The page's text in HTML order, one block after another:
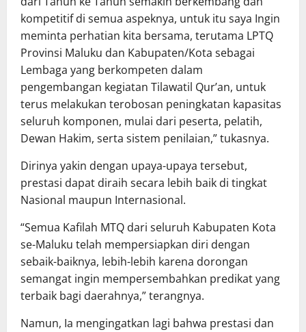
kompetitif di semua aspeknya, untuk itu saya Ingin
meminta perhatian kita bersama, terutama LPTQ
Provinsi Maluku dan Kabupaten/Kota sebagai
Lembaga yang berkompeten dalam
pengembangan kegiatan Tilawatil Qur’an, untuk
terus melakukan terobosan peningkatan kapasitas
seluruh komponen, mulai dari peserta, pelatih,
Dewan Hakim, serta sistem penilaian,” tukasnya.
Dirinya yakin dengan upaya-upaya tersebut,
prestasi dapat diraih secara lebih baik di tingkat
Nasional maupun Internasional.
“Semua Kafilah MTQ dari seluruh Kabupaten Kota
se-Maluku telah mempersiapkan diri dengan
sebaik-baiknya, lebih-lebih karena dorongan
semangat ingin mempersembahkan predikat yang
terbaik bagi daerahnya,” terangnya.
Namun, Ia mengingatkan lagi bahwa prestasi dan